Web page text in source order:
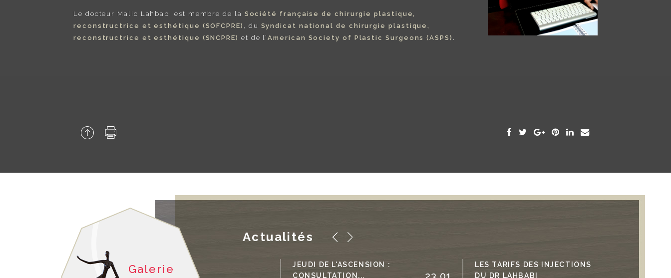
Le docteur Malic Lahbabi est membre de la Société française de chirurgie plastique,
reconstructrice et esthétique (SOFCPRE) , du Syndicat national de chirurgie plastique,
reconstructrice et esthétique (SNCPRE) et de l’American Society of Plastic Surgeons (ASPS) .
Galerie
Actualités
23 05
LASER URGOTOUCH
La photo de la page d'accueil
JEUDI DE L'ASCENSION :
CONSULTATION...
LES TARIFS DES INJECTIONS
DU DR LAHBABI